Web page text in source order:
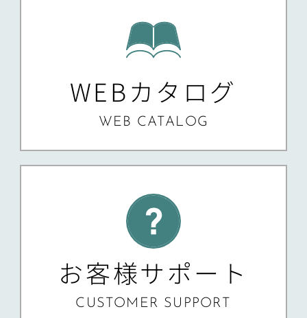
WEBカタログ
WEB CATALOG
お客様サポート
CUSTOMER SUPPORT